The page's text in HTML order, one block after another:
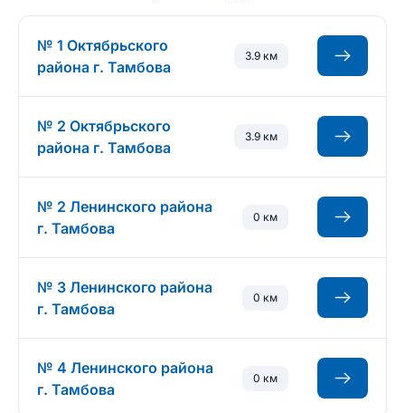
№ 1 Октябрьского
района г. Тамбова
3.9 км
№ 2 Октябрьского
района г. Тамбова
3.9 км
№ 2 Ленинского района
г. Тамбова
0 км
№ 3 Ленинского района
г. Тамбова
0 км
№ 4 Ленинского района
г. Тамбова
0 км